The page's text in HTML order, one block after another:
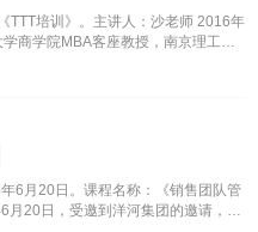
TTT培训》。主讲人：沙老师 2016年
商学院MBA客座教授，南京理工大
》的培训。此次培训课程得到了
6月20日。课程名称：《销售团队管
月20日，受邀到洋河集团的邀请，河